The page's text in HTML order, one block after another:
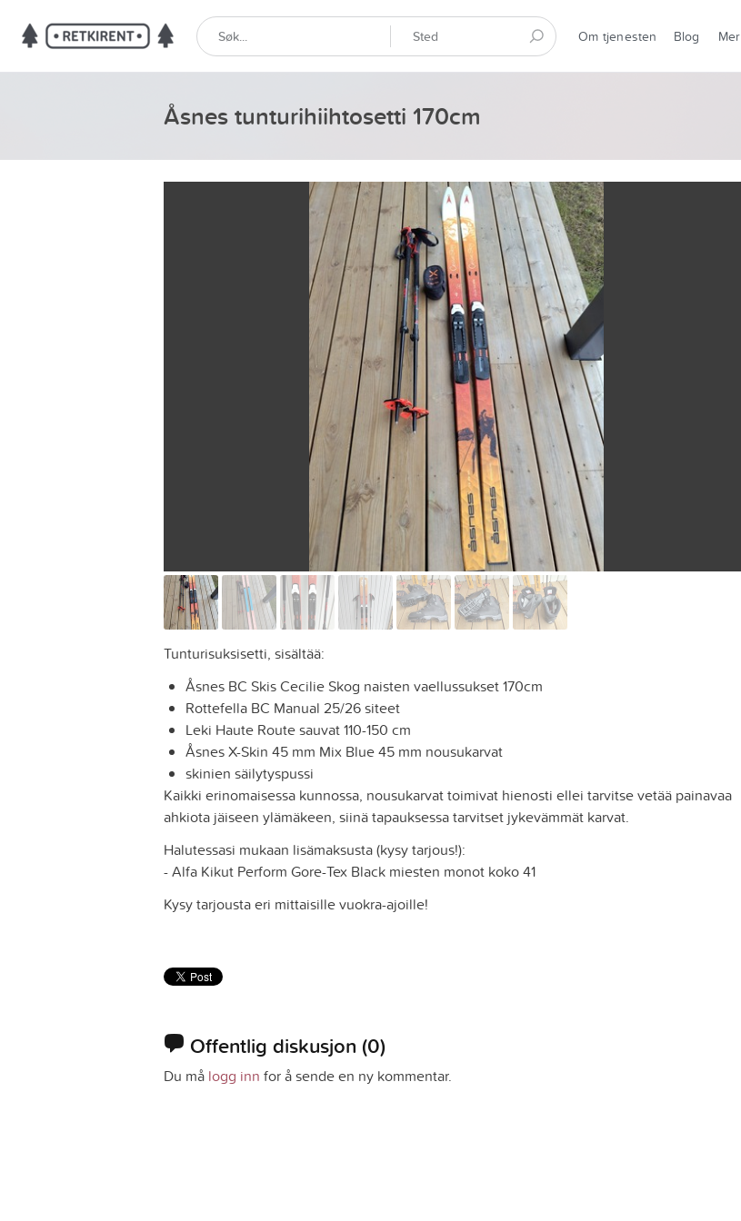
Om tjenesten Blog Mer
Åsnes tunturihiihtosetti 170cm
Tunturisuksisetti, sisältää:
Åsnes BC Skis Cecilie Skog naisten vaellussukset 170cm
Rottefella BC Manual 25/26 siteet
Leki Haute Route sauvat 110-150 cm
Åsnes X-Skin 45 mm Mix Blue 45 mm nousukarvat
skinien säilytyspussi
Kaikki erinomaisessa kunnossa, nousukarvat toimivat hienosti ellei tarvitse vetää painavaa
ahkiota jäiseen ylämäkeen, siinä tapauksessa tarvitset jykevämmät karvat.
Halutessasi mukaan lisämaksusta (kysy tarjous!):
- Alfa Kikut Perform Gore-Tex Black miesten monot koko 41
Kysy tarjousta eri mittaisille vuokra-ajoille!
Offentlig diskusjon (0)
Du må logg inn for å sende en ny kommentar.